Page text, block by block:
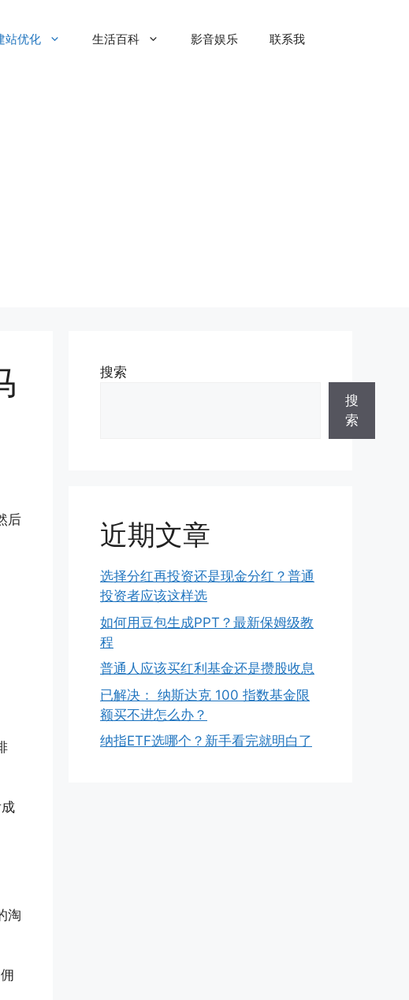
站优化 生活百科 影音娱乐 联系我
后
淘
搜索
搜
索
近期文章
选择分红再投资还是现金分红？普通
投资者应该这样选
如何用豆包生成PPT？最新保姆级教
程
普通人应该买红利基金还是攒股收息
已解决： 纳斯达克 100 指数基金限
额买不进怎么办？
纳指ETF选哪个？新手看完就明白了